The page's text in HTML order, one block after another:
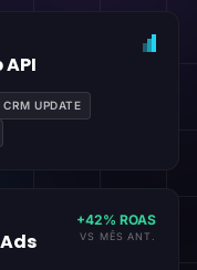
CRM UPDATE
+42% ROAS
VS MÊS ANT.